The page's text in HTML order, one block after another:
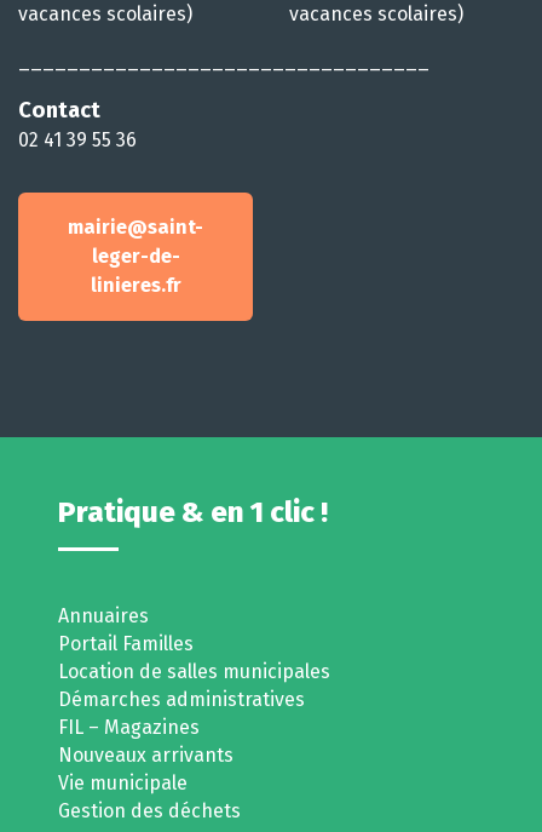
vacances scolaires)
Contact
02 41 39 55 36
mairie@saint-
leger-de-
linieres.fr
vacances scolaires)
Pratique & en 1 clic !
Annuaires
Portail Familles
Location de salles municipales
Démarches administratives
FIL – Magazines
Nouveaux arrivants
Vie municipale
Gestion des déchets